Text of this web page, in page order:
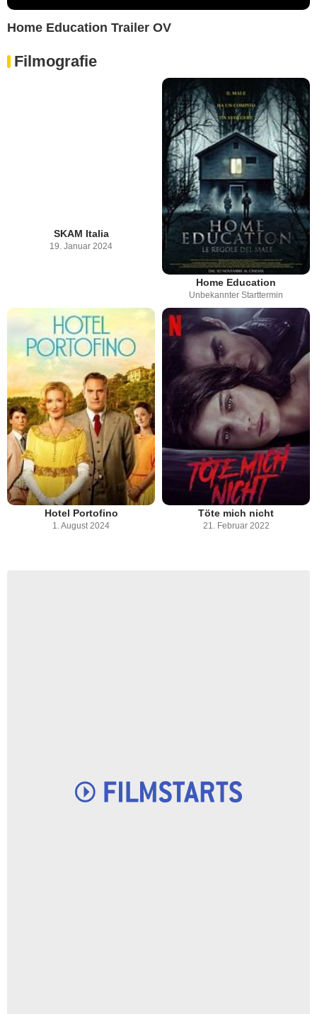
Home Education Trailer OV
Filmografie
SKAM Italia
19. Januar 2024
Home Education
Unbekannter Starttermin
Hotel Portofino
1. August 2024
Töte mich nicht
21. Februar 2022